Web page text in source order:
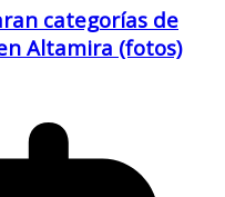
categorías de
Altamira (fotos)